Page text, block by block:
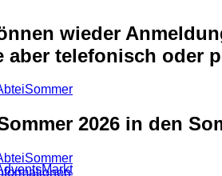
wieder
aber telefonisch oder
2026 in den